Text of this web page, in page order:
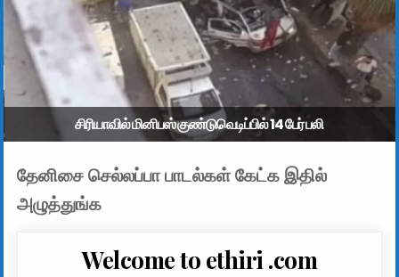
சிரியாவில் மினிபஸ் குண்டுவெடிப்பில் 14 பேர் பலி
தேனிசை செல்லப்பா பாடல்கள் கேட்க இதில்
அழுத்துங்க
Welcome to ethiri .com